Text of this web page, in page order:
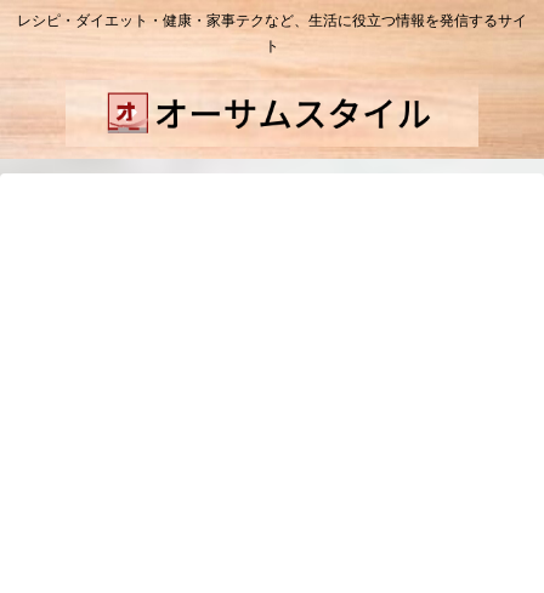
レシピ・ダイエット・健康・家事テクなど、生活に役立つ情報を発信するサイ
ト